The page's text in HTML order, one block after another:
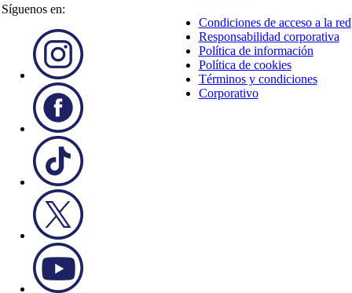
Síguenos en:
Condiciones de acceso a la red
Responsabilidad corporativa
Política de información
Política de cookies
Términos y condiciones
Corporativo